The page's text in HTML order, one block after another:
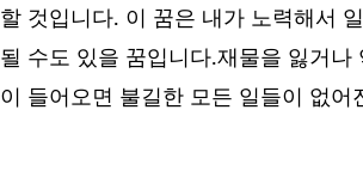
할 것입니다. 이 꿈은 내가 노력해서
될 수도 있을 꿈입니다.재물을 잃거
이 들어오면 불길한 모든 일들이 없어